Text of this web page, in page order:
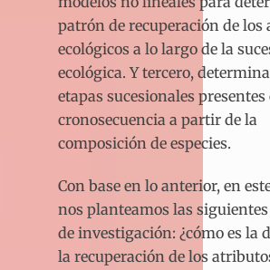
patrón de recuperación de los
ecológicos a lo largo de la
ecológica. Y tercero,
etapas sucesionales presentes
cronosecuencia a partir de la
composición de especies.
Con base en lo anterior, en
nos planteamos las
de investigación: ¿cómo es la
la recuperación de los